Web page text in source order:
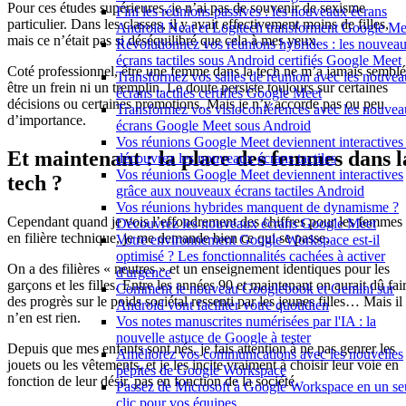
Fini les réunions passives : les nouveaux écrans
Android Neat et Logitech transforment Google
Révolutionnez vos réunions hybrides : les
écrans tactiles sous Android certifiés Google Meet
Transformez vos salles de réunion avec les
écrans tactiles certifiés Google Meet
Transformez vos visioconférences avec les
écrans Google Meet sous Android
Vos réunions Google Meet deviennent interactives
découvrez les nouveaux écrans tactiles
Vos réunions Google Meet deviennent interactives
grâce aux nouveaux écrans tactiles Android
Vos réunions hybrides manquent de dynamisme ?
Découvrez les nouveaux écrans Google Meet
Votre environnement Google Workspace est-il
optimisé ? Les fonctionnalités cachées à activer
d'urgence
Comment le nouveau Googlebook et Gemini sur
Android vont faciliter votre quotidien
Vos notes manuscrites numérisées par l'IA : la
nouvelle astuce de Google à tester
Améliorez vos communications avec les nouvelles
pépites de Google Workspace
Passez de Microsoft à Google Workspace en un
clic pour vos équipes
Pour ces études supérieures, je n’ai pas de souvenir de sexisme
particulier. Dans les classes, il y avait effectivement moins de filles,
mais ce n’était pas si déséquilibré que cela à mes yeux.
Coté professionnel, être une femme dans la tech ne m’a jamais semblé
être un frein ni un tremplin. Le doute persiste toujours sur certaines
décisions ou certaines promotions. Mais je n’y accorde pas ou peu
d’importance.
Et maintenant : la place des femmes dans
tech ?
Cependant quand je vois l’effondrement des chiffres pour les femmes
en filière technique, je me demande bien ce qui se passe.
On a des filières « neutres » et un enseignement identiques pour les
garçons et les filles. Entre les années 90 et maintenant on aurait dû
des progrès sur le poids sociétal ressenti par les jeunes filles… Mais il
n’en est rien.
Depuis que mes enfants sont nés, je fais attention à ne pas genrer les
jouets ou les vêtements, et je les incite vraiment à choisir leur voie en
fonction de leur désir, pas en fonction de la société.